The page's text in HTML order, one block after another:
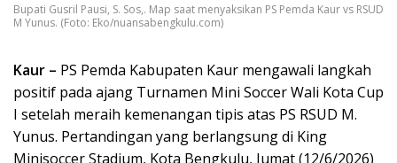
Bupati Gusril Pausi, S. Sos,. Map saat menyaksikan PS Pemda Kaur vs RSUD
M Yunus. (Foto: Eko/nuansabengkulu.com)
Kaur – PS Pemda Kabupaten Kaur mengawali langkah
positif pada ajang Turnamen Mini Soccer Wali Kota Cup
I setelah meraih kemenangan tipis atas PS RSUD M.
Yunus. Pertandingan yang berlangsung di King
Minisoccer Stadium, Kota Bengkulu, Jumat (12/6/2026)